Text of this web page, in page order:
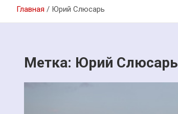
Главная Юрий Слюсарь
Метка: Юрий Слюсарь